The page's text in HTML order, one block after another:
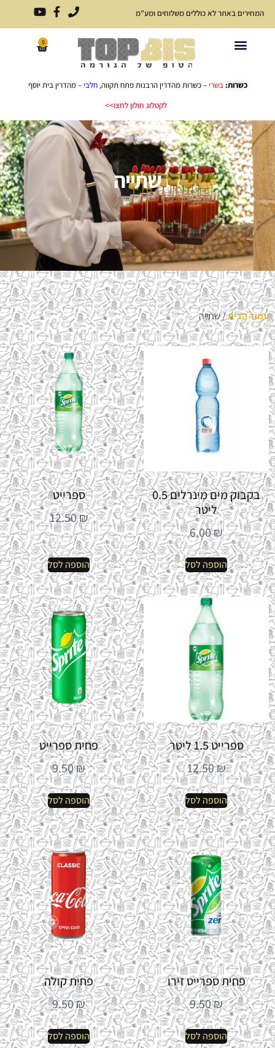
המחירים באתר לא כוללים משלוחים ומע”מ
0
כשרות:בשרי – כשרות מהדרין הרבנות פתח תקווה,חלבי – מהדרין בית יוסף
לקטלוג חולון לחצו>>
שתייה
עמוד הבית/ שתייה
בקבוק מים מינרלים 0.5
ליטר
6.00₪
הוספה לסל
ספרייט
12.50₪
הוספה לסל
ספרייט 1.5 ליטר
12.50₪
הוספה לסל
פחית ספרייט
9.50₪
הוספה לסל
פחית ספרייט זירו
9.50₪
הוספה לסל
פחית קולה
9.50₪
הוספה לסל